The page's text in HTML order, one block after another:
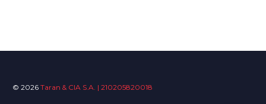
© 2026 Taran & CIA S.A. | 210205820018